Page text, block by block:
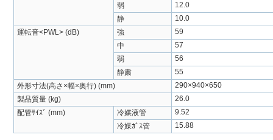
弱
12.0
静
10.0
運転音<PWL> (dB)
強
59
中
57
弱
56
静粛
55
外形寸法(高さ×幅×奥行) (mm)
290×940×650
製品質量 (kg)
26.0
配管ｻｲｽﾞ (mm)
冷媒液管
9.52
冷媒ｶﾞｽ管
15.88